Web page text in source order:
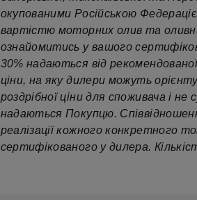
окупованими Російською
вартістю моторних олив та
ознайомитись у вашого
30% надаються від
ціни, на яку дилери можуть
роздрібної ціни для споживача і
надаються Покупцю.
реалізації кожного конкретного
сертифікованого у дилера.